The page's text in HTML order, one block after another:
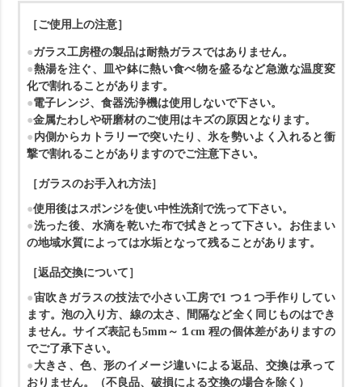
［ご使用上の注意］
ガラス工房橙の製品は耐熱ガラスではありません。
熱湯を注ぐ、皿や鉢に熱い食べ物を盛るなど急激な温度変
化で割れることがあります。
電子レンジ、食器洗浄機は使用しないで下さい。
金属たわしや研磨材のご使用はキズの原因となります。
内側からカトラリーで突いたり、氷を勢いよく入れると衝
撃で割れることがありますのでご注意下さい。
［ガラスのお手入れ方法］
使用後はスポンジを使い中性洗剤で洗って下さい。
洗った後、水滴を乾いた布で拭きとって下さい。 お住まい
の地域水質によっては水垢となって残ることがあります。
［返品交換について］
宙吹きガラスの技法で小さい工房で1 つ１つ手作りしてい
ます。泡の入り方、線の太さ、間隔など全く同じものはでき
ません。サイズ表記も5mm～１cm 程の個体差がありますの
でご了承下さい。
大きさ、色、形のイメージ違いによる返品、交換は承って
おりません。
（不良品、破損による交換の場合を除く）